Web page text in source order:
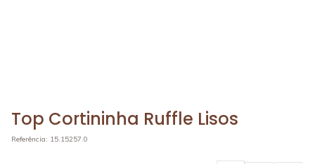
Top Cortininha Ruffle Lisos
Referência: 15.15257.0